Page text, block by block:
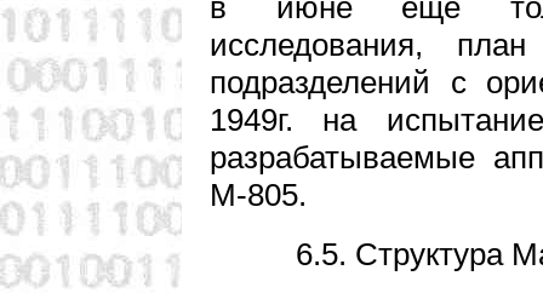
в июне еще
исследования,
подразделений с
1949г. на
разрабатываемые
М-805.
6.5. Структура